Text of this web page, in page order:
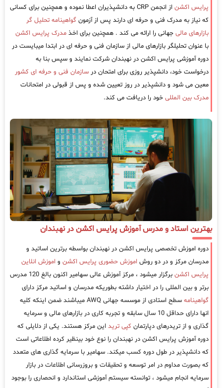
پرایس اکشن
از انجمن CRP به دانشپذیران اعطا نموده و همچنین برای کسانی
که نیاز به مدرک فنی و حرفه ای دارند پس از آزمون گواهینامه تحلیل گر
بازارهای مالی جهانی را ارائه می کند . همچنین برای اخذ مدرک پرایس اکشن
با عنوان تحلیلگر بازارهای مالی از سازمان فنی و حرفه ای در ابتدا میبایست در
دوره آموزشی پرایس اکشن در نهبندان شرکت نمایند و سپس بنا به
درخواست خود، دانشپذیر روزی برای امتحان در سازمان فنی و حرفه ای کشور
معین می شود و دانشپذیر در روز تعیین شده و پس از قبولی در امتحانات
مدرک بین المللی خود را دریافت می کند.
بهترین استاد و مدرس آموزش پرایس اکشن در نهبندان
دوره اموزش تخصصی پرایس اکشن در نهبندان بواسطه برترین اساتید و
مدرسان مرکز و در دو روش اموزش حضوری پرایس اکشن و اموزش انلاین
پرایس اکشن
برگزار میشود ، مرکز آموزش عالی سهامیر اکنون بالغ 120 مدرس
برتر و بین المللی را در اختیار داشته بطوریکه مدرسان و اساتید مرکز دارای
گواهینامه
سطح استادی از موسسه جهانی AWQ میباشند ضمن اینکه کلیه
انها دارای حداقل 10 سال سابقه و تجربه کاری در بازارهای مالی و سرمایه
گذاری و از تریدرهای دپارتمان کپی ترید این مرکز هستند. یکی از دلایلی که
دوره آموزش پرایس اکشن در نهبندان را نوع خود بینظیر کرده اطلاعاتی است
که دانشپذیر در طول دوره کسب میکند. سهامیر با سرمایه گذاری های متعدد
که بصورت مداوم در امر توسعه و تحقیقات و بروزرسانی اطلاعات در بازار
سرمایه انجام میشود ، توانسته سیستم آموزشی استاندارد و انحصاری را بوجود